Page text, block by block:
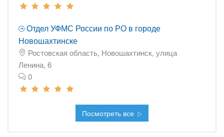
Отдел УФМС России по РО в городе
Новошахтинске
Ростовская область, Новошахтинск, улица
Ленина, 6
0
Посмотреть все